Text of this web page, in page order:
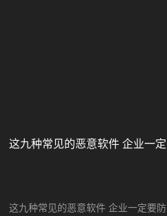
这九种常见的恶意软件 企业一定要防